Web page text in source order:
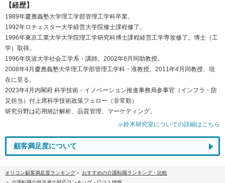
【経歴】
1989年慶應義塾大学理工学部管理工学科卒業。
1992年ロチェスター大学経営大学院修士課程修了。
1996年東京工業大学大学院理工学研究科博士課程経営工学専攻修了。博士（工
学）取得。
1996年筑波大学社会工学系・講師。2002年6月同助教授。
2008年4月慶應義塾大学理工学部管理工学科・准教授。2011年4月同教授、現
在に至る。
2023年4月内閣府 科学技術・イノベーション推進事務局参事官（インフラ・防
災担当）付上席科学技術政策フェロー（非常勤）
研究分野は応用統計解析、品質管理、マーケティング。
≫鈴木研究室についての詳細はこちら
顧客満足度について
オリコン顧客満足度ランキング
おすすめの介護転職ランキング・比較